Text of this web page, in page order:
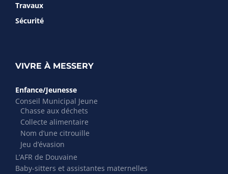
Travaux
Sécurité
VIVRE À MESSERY
Enfance/Jeunesse
Conseil Municipal Jeune
Chasse aux déchets
Collecte alimentaire
Nom d’une citrouille
Jeu d’évasion
L’AFR de Douvaine
Baby-sitters et assistantes maternelles